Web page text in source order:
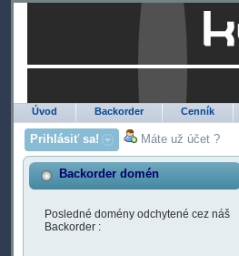
Úvod Backorder Cenník
Prihlásiť sa! Máte už účet ?
Backorder domén
Posledné domény odchytené cez náš
Backorder :